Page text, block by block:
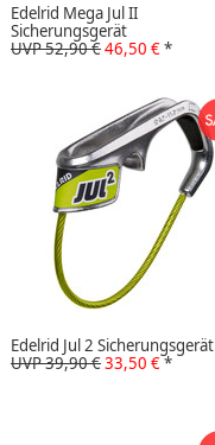
Edelrid Mega Jul II
Sicherungsgerät
UVP 52,90 €46,50 €*
Edelrid Jul 2 Sicherungsgerät
UVP 39,90 €33,50 €*